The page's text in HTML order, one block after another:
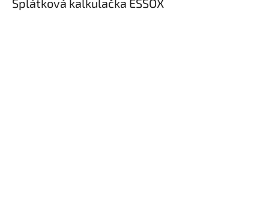
Splátková kalkulačka ESSOX